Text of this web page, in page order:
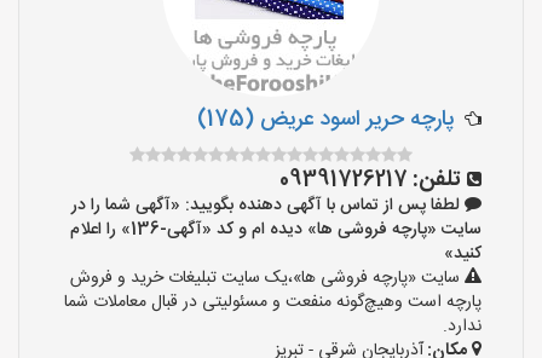
پارچه حریر اسود عریض (175)
تلفن: 09391726217
لطفا پس از تماس با آگهی دهنده بگویید: «آگهی شما را در
سایت «پارچه فروشی ها» دیده ام و کد «آگهی-136» را اعلام
کنید»
سایت «پارچه فروشی ها»،یک سایت تبلیغات خرید و فروش
پارچه است وهیچ‌گونه منفعت و مسئولیتی در قبال معاملات شما
ندارد.
مکان:آذربایجان شرقی - تبریز